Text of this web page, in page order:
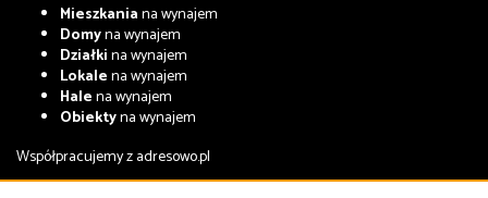
Mieszkaniana wynajem
Domyna wynajem
Działkina wynajem
Lokalena wynajem
Halena wynajem
Obiektyna wynajem
Współpracujemy zadresowo.pl